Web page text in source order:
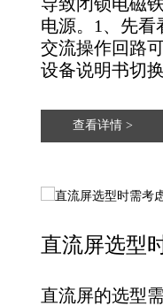
电源。‌‌‌‌1、先
交流操作回路
设备说明书切
查看详情 >
直流屏选型
直流屏的选型